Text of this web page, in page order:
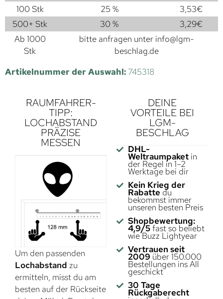
100 Stk
25 % 3,53€
500+ Stk
30 % 3,29€
Ab 1000
Stk
bitte anfragen unter info@lgm-
beschlag.de
Artikelnummer der Auswahl: 745318
RAUMFAHRER-
TIPP:
LOCHABSTAND
PRÄZISE
MESSEN
Um den passenden
Lochabstand zu
ermitteln, misst du am
besten auf der Rückseite
DEINE
VORTEILE BEI
LGM-
BESCHLAG
DHL-
Weltraumpaketin
der Regel in 1–2
Werktage bei dir
Kein Krieg der
Rabatte du
bekommst immer
unseren besten Preis
Shopbewertung:
4,9/5fast so beliebt
wie Buzz Lightyear
Vertrauen seit
2009 über 150.000
Bestellungen ins All
geschickt
30 Tage
Rückgaberecht